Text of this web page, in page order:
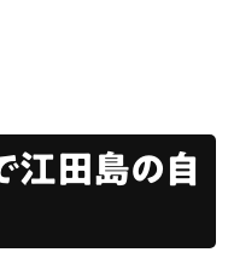
江田島の自